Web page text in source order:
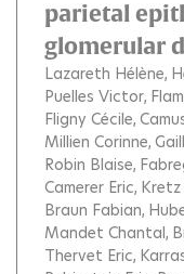
parietal
glomerular
Lazareth Hélène
Puelles Victor
Fligny Cécile
Millien Corinne
Robin Blaise
Camerer Eric
Braun Fabian
Mandet Chantal
Thervet Eric